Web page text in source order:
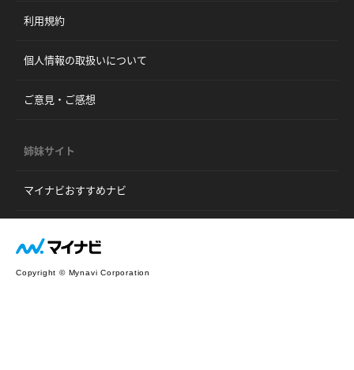
利用規約
個人情報の取扱いについて
ご意見・ご感想
姉妹サイト
マイナビおすすめナビ
Copyright © Mynavi Corporation